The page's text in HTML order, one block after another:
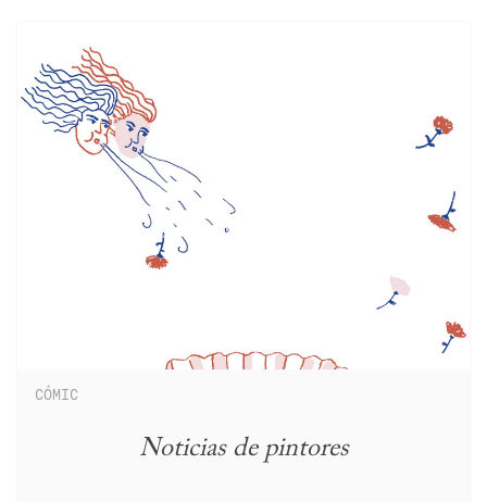
CÓMIC
Noticias de pintores